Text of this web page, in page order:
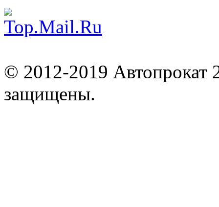
© 2012-2019 Автопрокат
защищены.